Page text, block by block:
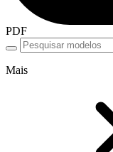
PDF
Mais